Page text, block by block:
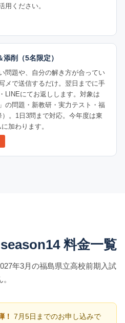
用ください。
削（5名限定）
問題や、自分の解き方が合ってい
メで送信するだけ。翌日までに手
LINEにてお返しします。対象は
の問題・新教研・実力テスト・福
。1日3問まで対応。今年度は東
加わります。
料金一覧
年3月の福島県立高校前期入試
！ 7月5日までのお申し込みで